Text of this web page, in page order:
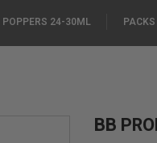
POPPERS 24-30ML
BB